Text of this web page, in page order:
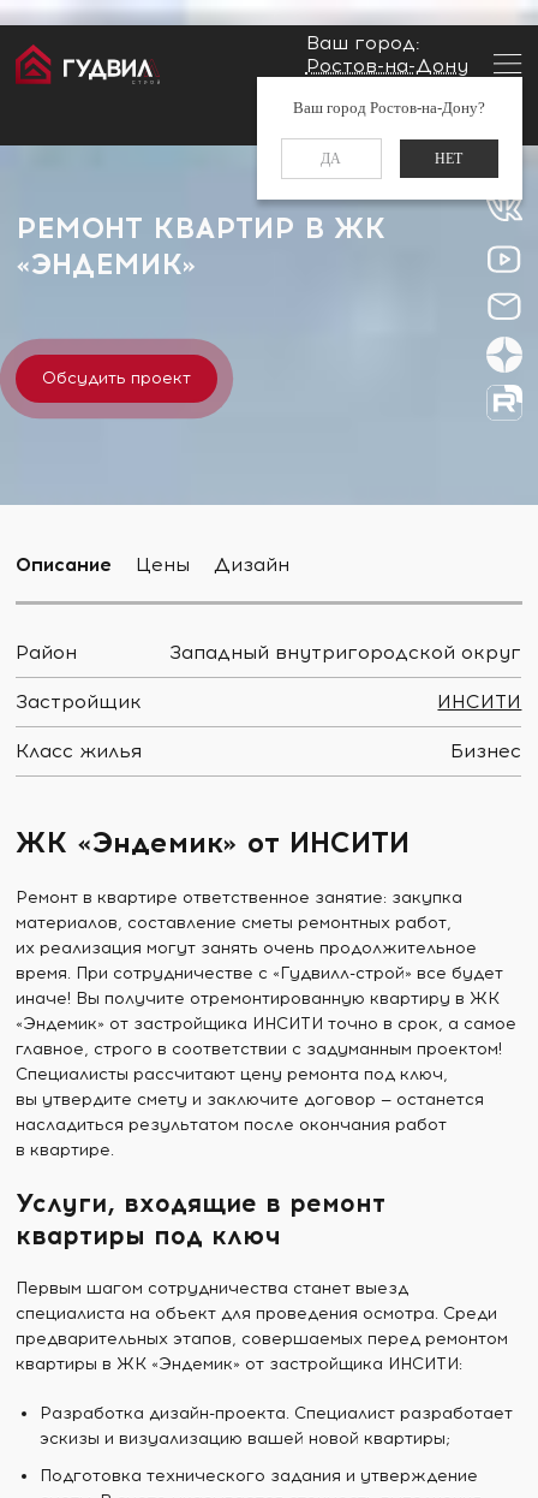
Ваш город:
Ростов-на-Дону
Ваш город Ростов-на-Дону?
ДА НЕТ
Заказать звонок
Главная Застройщики
РЕМОНТ КВАРТИР В ЖК
«ЭНДЕМИК»
Обсудить проект
Описание Цены Дизайн
Район Западный внутригородской округ
Застройщик ИНСИТИ
Класс жилья Бизнес
ЖК «Эндемик» от ИНСИТИ
Ремонт в квартире ответственное занятие: закупка
материалов, составление сметы ремонтных работ,
их реализация могут занять очень продолжительное
время. При сотрудничестве с «Гудвилл-строй» все будет
иначе! Вы получите отремонтированную квартиру в ЖК
«Эндемик» от застройщика ИНСИТИ точно в срок, а самое
главное, строго в соответствии с задуманным проектом!
Специалисты рассчитают цену ремонта под ключ,
вы утвердите смету и заключите договор — останется
насладиться результатом после окончания работ
в квартире.
Услуги, входящие в ремонт
квартиры под ключ
Первым шагом сотрудничества станет выезд
специалиста на объект для проведения осмотра. Среди
предварительных этапов, совершаемых перед ремонтом
квартиры в ЖК «Эндемик» от застройщика ИНСИТИ:
Разработка дизайн-проекта. Специалист разработает
эскизы и визуализацию вашей новой квартиры;
Подготовка технического задания и утверждение